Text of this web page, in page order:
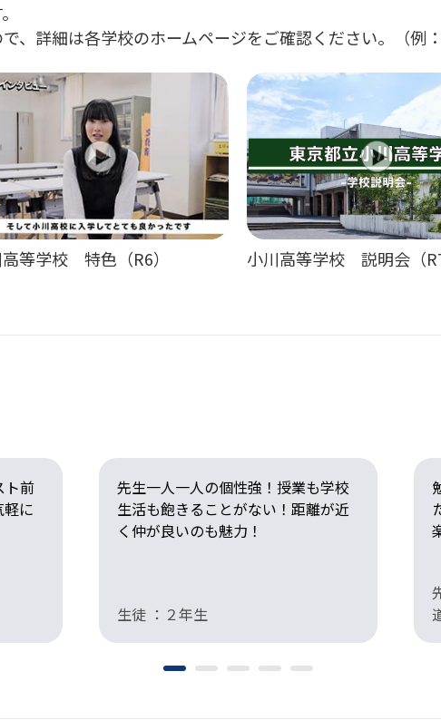
、詳細は各学校のホームページをご確認ください。（例
等学校 特色（R6） 小川高等学校 説明会（
ト前
に
先生一人一人の個性強！授業も学校
生活も飽きることがない！距離が近
く仲が良いのも魅力！
生徒 ：２年生